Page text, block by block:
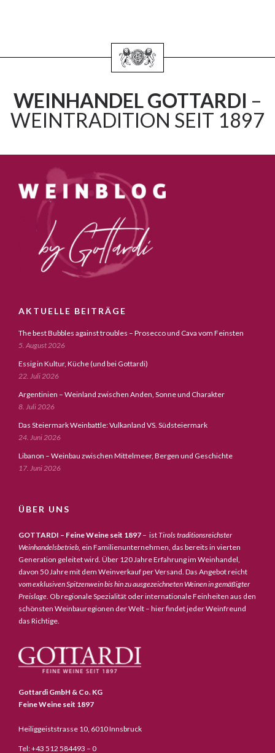
WEINHANDEL GOTTARDI –
WEINTRADITION SEIT 1897
AKTUELLE BEITRÄGE
The best Bubbles against troubles – Prosecco und Cava vom Feinsten
5. August 2026
Essig in Kultur, Küche (und bei Gottardi)
22. Juli 2026
Argentinien – Weinland zwischen Anden, Sonne und Charakter
8. Juli 2026
Das Steiermark Weinbattle: Vulkanland VS. Südsteiermark
24. Juni 2026
Libanon – Weinbau zwischen Mittelmeer, Bergen und Geschichte
17. Juni 2026
ÜBER UNS
GOTTARDI – Feine Weine seit 1897 – istTirols traditionsreichster
Weinhandelsbetrieb, ein Familienunternehmen, das bereits in vierten
Generation geleitet wird. Über 120 Jahre Erfahrung im Weinhandel,
davon 50 Jahre mit dem Weinverkauf per Versand. Das Angebot reicht
vom exklusiven Spitzenwein bis hin zu ausgezeichneten Weinen in gemäßigter
Preislage . Ob regionale Spezialität oder internationale Feinheiten aus den
schönsten Weinbauregionen der Welt – hier findet jeder Weinfreund
das Richtige.
Gottardi GmbH & Co. KG
Feine Weine seit 1897
Heiliggeiststrasse 10, 6010 Innsbruck
Tel: +43 512 584493 – 0